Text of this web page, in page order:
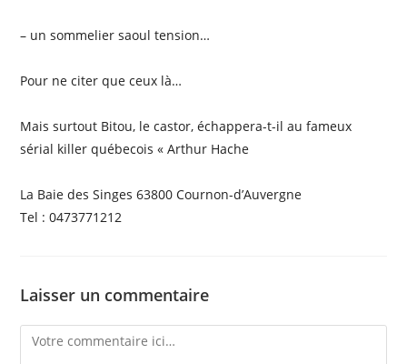
– un sommelier saoul tension…
Pour ne citer que ceux là…
Mais surtout Bitou, le castor, échappera-t-il au fameux
sérial killer québecois « Arthur Hache
La Baie des Singes 63800 Cournon-d’Auvergne
Tel : 0473771212
Laisser un commentaire